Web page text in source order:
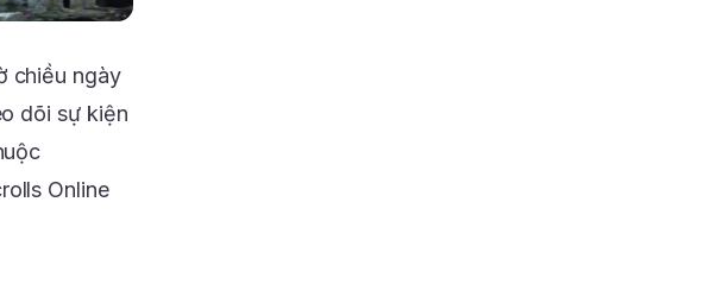
chiều ngày
dõi sự kiện
Online